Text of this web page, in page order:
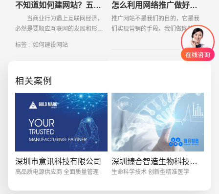
不知道如何建网站？五个步骤教会你！
当商业行为遇上互联网经济，
必然是要顺应互联网的发展和形
企业想要借助互联网发展自身经
标签 : 如何建设网站
怎么利用网络推广做好产品营销
推广网站不是我们的目的，它是我
们实现营销的手段。我们做网站推
广的目的是把我们的产品销售出
去，从而获利。那么，如何通过做
好推广网站来销售我们的产品达到
相关案例
深圳市意讯科技有限公司
高品质电源供应商 全面质量管理
深圳臻合智造生物科技有限公司
生命科学技术 创新型精准医学
创意品牌型网站 · 标准企业官网建设 ·